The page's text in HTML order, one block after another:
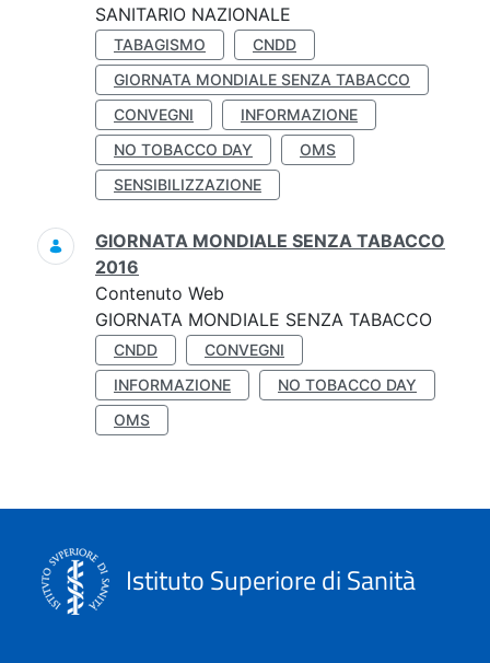
SANITARIO NAZIONALE
TABAGISMO
CNDD
GIORNATA MONDIALE SENZA TABACCO
CONVEGNI
INFORMAZIONE
NO TOBACCO DAY
OMS
SENSIBILIZZAZIONE
GIORNATA MONDIALE SENZA TABACCO
2016
Contenuto Web
GIORNATA MONDIALE SENZA TABACCO
CNDD
CONVEGNI
INFORMAZIONE
NO TOBACCO DAY
OMS
Istituto Superiore di Sanità